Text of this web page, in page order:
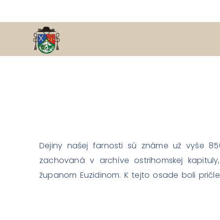
Dejiny našej farnosti sú známe už vyše
zachovaná v archíve ostrihomskej
županom Euzidinom. K tejto osade boli